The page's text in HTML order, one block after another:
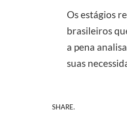
Os estágios
brasileiros
a pena
suas
SHARE.